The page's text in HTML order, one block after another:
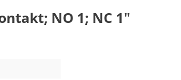
NO 1; NC 1"